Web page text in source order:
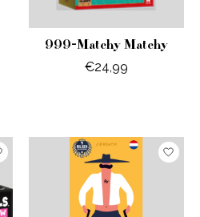
999-Matchy Matchy
€24,99